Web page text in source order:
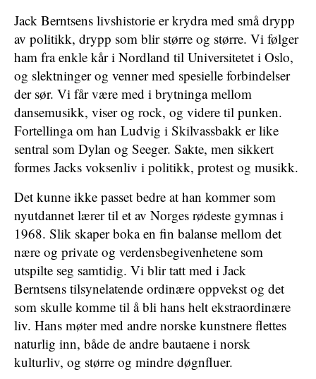
Jack Berntsens livshistorie er krydra med små drypp
av politikk, drypp som blir større og større. Vi følger
ham fra enkle kår i Nordland til Universitetet i Oslo,
og slektninger og venner med spesielle forbindelser
der sør. Vi får være med i brytninga mellom
dansemusikk, viser og rock, og videre til punken.
Fortellinga om han Ludvig i Skilvassbakk er like
sentral som Dylan og Seeger. Sakte, men sikkert
formes Jacks voksenliv i politikk, protest og musikk.
Det kunne ikke passet bedre at han kommer som
nyutdannet lærer til et av Norges rødeste gymnas i
1968. Slik skaper boka en fin balanse mellom det
nære og private og verdensbegivenhetene som
utspilte seg samtidig. Vi blir tatt med i Jack
Berntsens tilsynelatende ordinære oppvekst og det
som skulle komme til å bli hans helt ekstraordinære
liv. Hans møter med andre norske kunstnere flettes
naturlig inn, både de andre bautaene i norsk
kulturliv, og større og mindre døgnfluer.